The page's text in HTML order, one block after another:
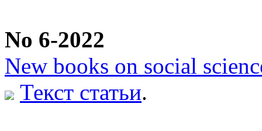
No 6-2022
New books on social
Текст статьи.